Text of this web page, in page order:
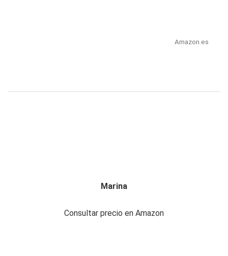
Amazon.es
Marina
Consultar precio en Amazon